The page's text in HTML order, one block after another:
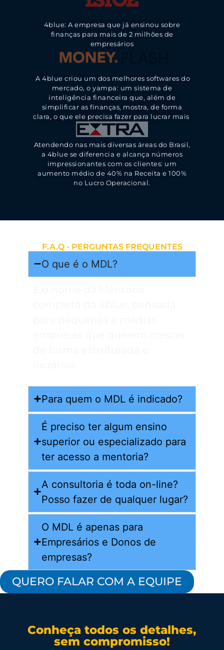
4blue: A empresa que já ensinou sobre
finanças para mais de 2 milhões de
empresários
A 4blue criou um dos melhores softwares do
mercado, o yampa: um sistema de
inteligência financeira que, além de
simplificar as finanças, mostra, de forma
clara, o que ele precisa fazer para lucrar mais
Atendendo nas mais diversas áreas do Brasil,
a 4blue se diferencia e alcança números
impressionantes com os clientes: um
aumento médio de 40% na Receita e 100%
no Lucro Operacional.
F.A.Q - PERGUNTAS FREQUENTES
O que é o MDL?
Para quem o MDL é indicado?
É preciso ter algum ensino
superior ou especializado para
ter acesso a mentoria?
A consultoria é toda on-line?
Posso fazer de qualquer lugar?
O MDL é apenas para
Empresários e Donos de
empresas?
QUERO FALAR COM A EQUIPE
Conheça todos os detalhes,
sem compromisso!